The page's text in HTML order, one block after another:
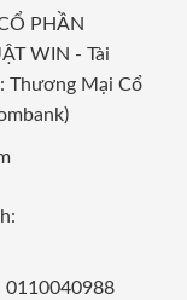
PHẦN
WIN - Tài
Thương Mại Cổ
0110040988